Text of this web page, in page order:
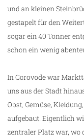
und an kleinen
gestapelt für den
sogar ein 40 Tonner
schon ein wenig
In Corovode war
uns aus der Stadt
Obst, Gemüse,
aufgebaut. Eigentlich
zentraler Platz war, wo